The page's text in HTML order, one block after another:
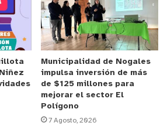
y Operaciones de la
continúa trabajando en la
y el despeje del terreno
también el apoyo de la
Comunitario.
Municipalidad de Nogales
impulsa inversión de más
de $125 millones para
mejorar el sector El
Polígono
7 Agosto, 2026